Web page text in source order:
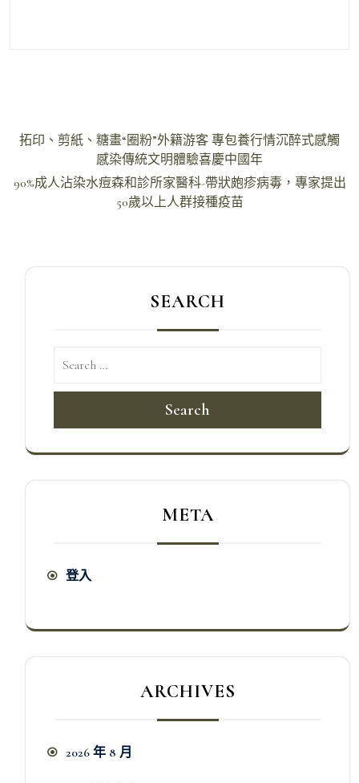
文
導
拓印、剪紙、糖畫“圈粉”外籍游客 專包養行情沉醉式感觸
感染傳統文明體驗喜慶中國年
90%成人沾染水痘森和診所家醫科-帶狀皰疹病毒，專家提出
50歲以上人群接種疫苗
SEARCH
Search
META
登入
ARCHIVES
2026 年 8 月